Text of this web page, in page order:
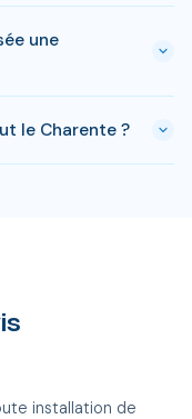
000 € pour une
en zone protégée en
s'appliquer. RJ
sans surcoût.
une
une installation
quasi gratuite
le Charente ?
installation de